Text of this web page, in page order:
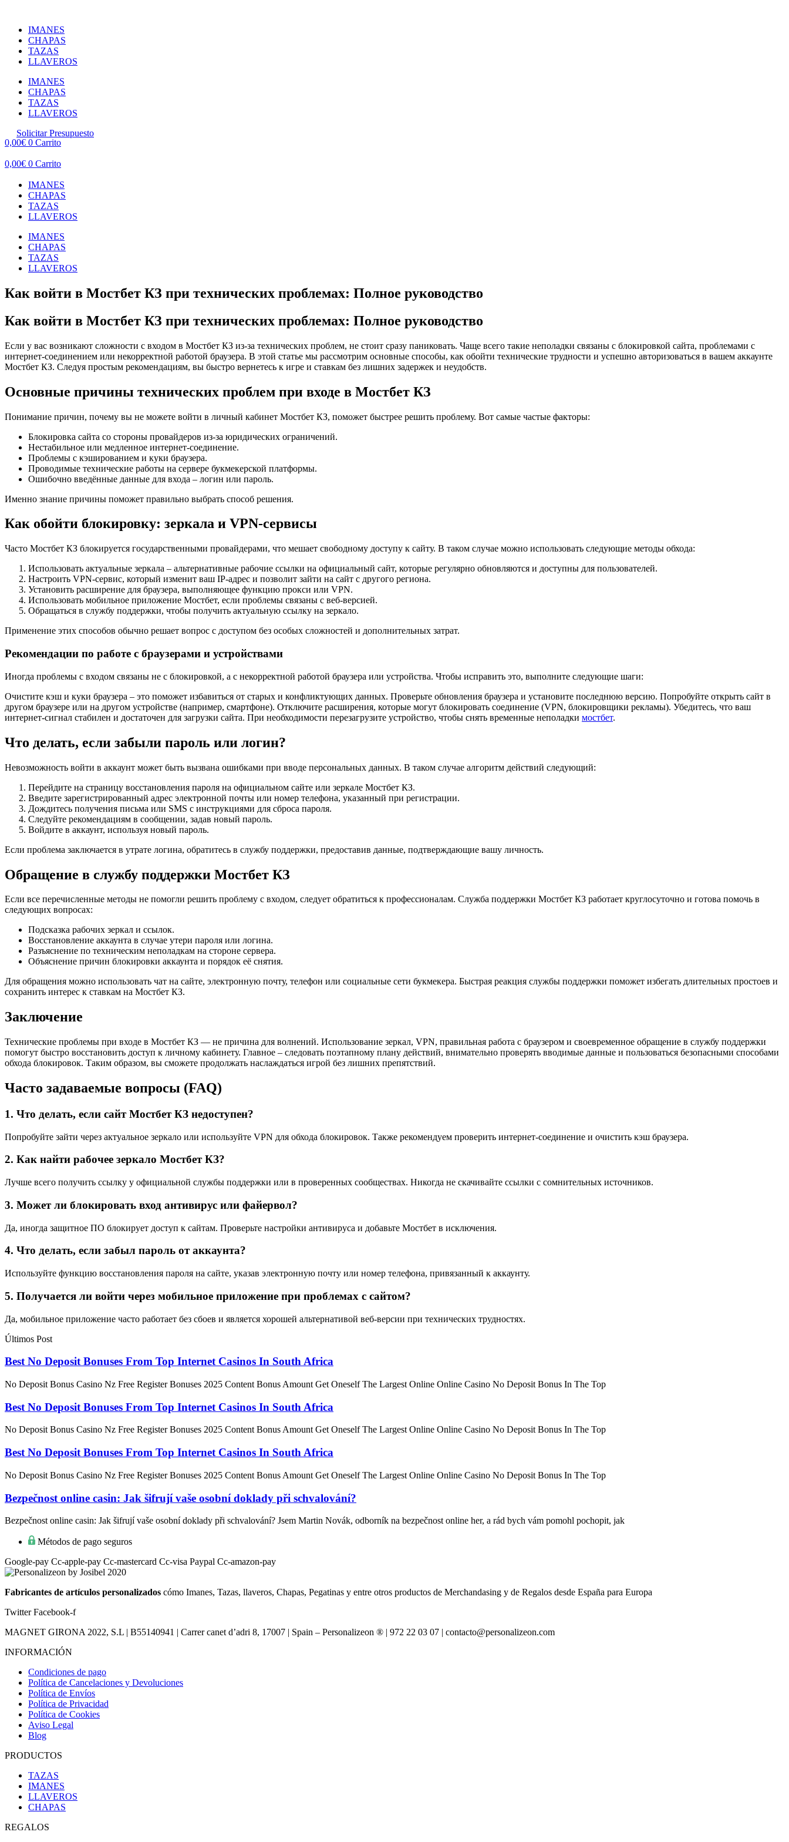
contenidoIMANES
CHAPAS
TAZAS
LLAVEROS
IMANES
CHAPAS
TAZAS
LLAVEROS
Solicitar Presupuesto
0,00€ 0 Carrito
0,00€ 0 Carrito
IMANES
CHAPAS
TAZAS
LLAVEROS
IMANES
CHAPAS
TAZAS
LLAVEROS
Как войти в Мостбет КЗ при технических проблемах: Полное руководство
Как войти в Мостбет КЗ при технических проблемах: Полное руководство
Если у вас возникают сложности с входом в Мостбет КЗ из-за технических проблем, не стоит сразу паниковать. Чаще всего такие неполадки связаны с блокировкой сайта, проблемами с
интернет-соединением или некорректной работой браузера. В этой статье мы рассмотрим основные способы, как обойти технические трудности и успешно авторизоваться в вашем аккаунте
Мостбет КЗ. Следуя простым рекомендациям, вы быстро вернетесь к игре и ставкам без лишних задержек и неудобств.
Основные причины технических проблем при входе в Мостбет КЗ
Понимание причин, почему вы не можете войти в личный кабинет Мостбет КЗ, поможет быстрее решить проблему. Вот самые частые факторы:
Блокировка сайта со стороны провайдеров из-за юридических ограничений.
Нестабильное или медленное интернет-соединение.
Проблемы с кэшированием и куки браузера.
Проводимые технические работы на сервере букмекерской платформы.
Ошибочно введённые данные для входа – логин или пароль.
Именно знание причины поможет правильно выбрать способ решения.
Как обойти блокировку: зеркала и VPN-сервисы
Часто Мостбет КЗ блокируется государственными провайдерами, что мешает свободному доступу к сайту. В таком случае можно использовать следующие методы обхода:
Использовать актуальные зеркала – альтернативные рабочие ссылки на официальный сайт, которые регулярно обновляются и доступны для пользователей.
Настроить VPN-сервис, который изменит ваш IP-адрес и позволит зайти на сайт с другого региона.
Установить расширение для браузера, выполняющее функцию прокси или VPN.
Использовать мобильное приложение Мостбет, если проблемы связаны с веб-версией.
Обращаться в службу поддержки, чтобы получить актуальную ссылку на зеркало.
Применение этих способов обычно решает вопрос с доступом без особых сложностей и дополнительных затрат.
Рекомендации по работе с браузерами и устройствами
Иногда проблемы с входом связаны не с блокировкой, а с некорректной работой браузера или устройства. Чтобы исправить это, выполните следующие шаги:
Очистите кэш и куки браузера – это поможет избавиться от старых и конфликтующих данных. Проверьте обновления браузера и установите последнюю версию. Попробуйте открыть сайт в
другом браузере или на другом устройстве (например, смартфоне). Отключите расширения, которые могут блокировать соединение (VPN, блокировщики рекламы). Убедитесь, что ваш
интернет-сигнал стабилен и достаточен для загрузки сайта. При необходимости перезагрузите устройство, чтобы снять временные неполадки мостбет.
Что делать, если забыли пароль или логин?
Невозможность войти в аккаунт может быть вызвана ошибками при вводе персональных данных. В таком случае алгоритм действий следующий:
Перейдите на страницу восстановления пароля на официальном сайте или зеркале Мостбет КЗ.
Введите зарегистрированный адрес электронной почты или номер телефона, указанный при регистрации.
Дождитесь получения письма или SMS с инструкциями для сброса пароля.
Следуйте рекомендациям в сообщении, задав новый пароль.
Войдите в аккаунт, используя новый пароль.
Если проблема заключается в утрате логина, обратитесь в службу поддержки, предоставив данные, подтверждающие вашу личность.
Обращение в службу поддержки Мостбет КЗ
Если все перечисленные методы не помогли решить проблему с входом, следует обратиться к профессионалам. Служба поддержки Мостбет КЗ работает круглосуточно и готова помочь в
следующих вопросах:
Подсказка рабочих зеркал и ссылок.
Восстановление аккаунта в случае утери пароля или логина.
Разъяснение по техническим неполадкам на стороне сервера.
Объяснение причин блокировки аккаунта и порядок её снятия.
Для обращения можно использовать чат на сайте, электронную почту, телефон или социальные сети букмекера. Быстрая реакция службы поддержки поможет избегать длительных простоев и
сохранить интерес к ставкам на Мостбет КЗ.
Заключение
Технические проблемы при входе в Мостбет КЗ — не причина для волнений. Использование зеркал, VPN, правильная работа с браузером и своевременное обращение в службу поддержки
помогут быстро восстановить доступ к личному кабинету. Главное – следовать поэтапному плану действий, внимательно проверять вводимые данные и пользоваться безопасными способами
обхода блокировок. Таким образом, вы сможете продолжать наслаждаться игрой без лишних препятствий.
Часто задаваемые вопросы (FAQ)
1. Что делать, если сайт Мостбет КЗ недоступен?
Попробуйте зайти через актуальное зеркало или используйте VPN для обхода блокировок. Также рекомендуем проверить интернет-соединение и очистить кэш браузера.
2. Как найти рабочее зеркало Мостбет КЗ?
Лучше всего получить ссылку у официальной службы поддержки или в проверенных сообществах. Никогда не скачивайте ссылки с сомнительных источников.
3. Может ли блокировать вход антивирус или файервол?
Да, иногда защитное ПО блокирует доступ к сайтам. Проверьте настройки антивируса и добавьте Мостбет в исключения.
4. Что делать, если забыл пароль от аккаунта?
Используйте функцию восстановления пароля на сайте, указав электронную почту или номер телефона, привязанный к аккаунту.
5. Получается ли войти через мобильное приложение при проблемах с сайтом?
Да, мобильное приложение часто работает без сбоев и является хорошей альтернативой веб-версии при технических трудностях.
Últimos Post
Best No Deposit Bonuses From Top Internet Casinos In South Africa
No Deposit Bonus Casino Nz Free Register Bonuses 2025 Content Bonus Amount Get Oneself The Largest Online Online Casino No Deposit Bonus In The Top
Best No Deposit Bonuses From Top Internet Casinos In South Africa
No Deposit Bonus Casino Nz Free Register Bonuses 2025 Content Bonus Amount Get Oneself The Largest Online Online Casino No Deposit Bonus In The Top
Best No Deposit Bonuses From Top Internet Casinos In South Africa
No Deposit Bonus Casino Nz Free Register Bonuses 2025 Content Bonus Amount Get Oneself The Largest Online Online Casino No Deposit Bonus In The Top
Bezpečnost online casin: Jak šifrují vaše osobní doklady při schvalování?
Bezpečnost online casin: Jak šifrují vaše osobní doklady při schvalování? Jsem Martin Novák, odborník na bezpečnost online her, a rád bych vám pomohl pochopit, jak
Métodos de pago seguros
Google-pay Cc-apple-pay Cc-mastercard Cc-visa Paypal Cc-amazon-pay
Fabricantes de artículos personalizados cómo Imanes, Tazas, llaveros, Chapas, Pegatinas y entre otros productos de Merchandasing y de Regalos desde España para Europa
Twitter Facebook-f
MAGNET GIRONA 2022, S.L | B55140941 | Carrer canet d’adri 8, 17007 | Spain – Personalizeon ® | 972 22 03 07 | contacto@personalizeon.com
INFORMACIÓN
Condiciones de pago
Política de Cancelaciones y Devoluciones
Política de Envíos
Política de Privacidad
Política de Cookies
Aviso Legal
Blog
PRODUCTOS
TAZAS
IMANES
LLAVEROS
CHAPAS
REGALOS